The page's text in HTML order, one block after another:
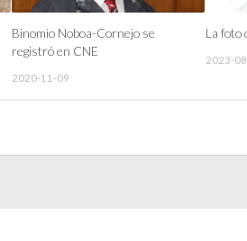
Binomio Noboa-Cornejo se
registró en CNE
2020-11-09
La foto
2023-